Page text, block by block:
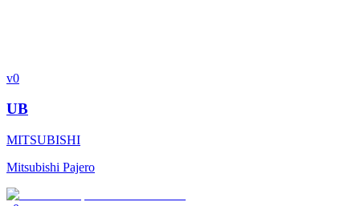
v0
UB
MITSUBISHI
Mitsubishi Pajero